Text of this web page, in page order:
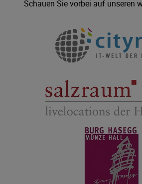
Schauen Sie vorbei auf unseren